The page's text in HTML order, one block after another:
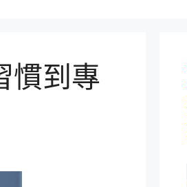
慣到專